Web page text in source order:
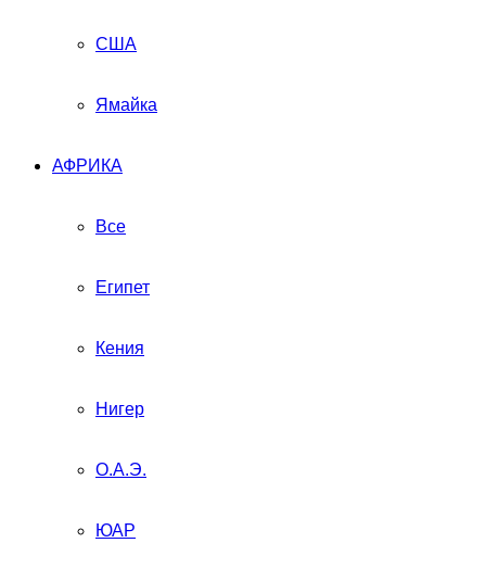
США
Ямайка
АФРИКА
Все
Египет
Кения
Нигер
О.А.Э.
ЮАР